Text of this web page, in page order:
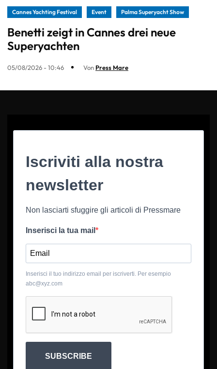
Cannes Yachting Festival Event Palma Superyacht Show
Benetti zeigt in Cannes drei neue
Superyachten
05/08/2026 - 10:46 Von Press Mare
Iscriviti alla nostra
newsletter
Non lasciarti sfuggire gli articoli di Pressmare
Inserisci la tua mail
Inserisci il tuo indirizzo email per iscriverti. Per esempio
abc@xyz.com
SUBSCRIBE